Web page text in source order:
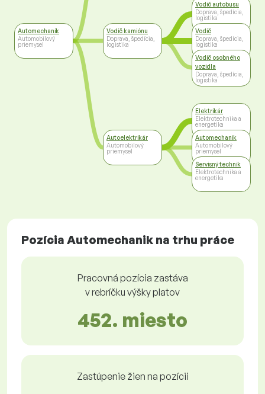
Automechanik
Automobilový
priemysel
Vodič kamiónu
Doprava, špedícia,
logistika
Autoelektrikár
Automobilový
priemysel
Vodič autobusu
Doprava, špedícia,
logistika
Vodič
Doprava, špedícia,
logistika
Vodič osobného
vozidla
Doprava, špedícia,
logistika
Elektrikár
Elektrotechnika a
energetika
Automechanik
Automobilový
priemysel
Servisný technik
Elektrotechnika a
energetika
Pozícia Automechanik na trhu práce
Pracovná pozícia zastáva
v rebríčku výšky platov
452. miesto
Zastúpenie žien na pozícii